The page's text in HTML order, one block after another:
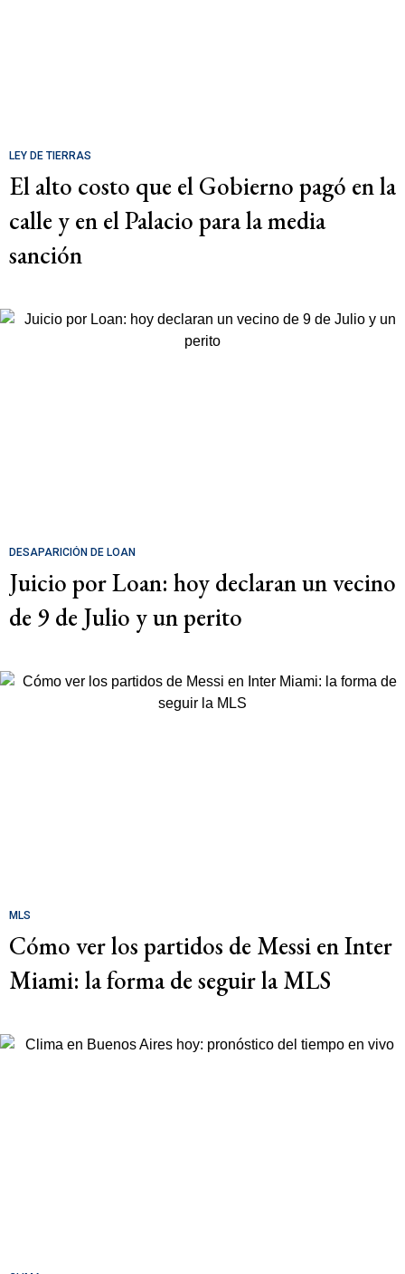
LEY DE TIERRAS
El alto costo que el Gobierno pagó en la
calle y en el Palacio para la media
sanción
DESAPARICIÓN DE LOAN
Juicio por Loan: hoy declaran un vecino
de 9 de Julio y un perito
MLS
Cómo ver los partidos de Messi en Inter
Miami: la forma de seguir la MLS